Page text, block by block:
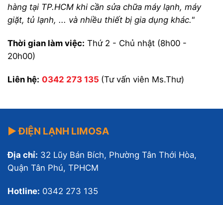
hàng tại TP.HCM khi cần sửa chữa máy lạnh, máy
giặt, tủ lạnh, ... và nhiều thiết bị gia dụng khác."
Thời gian làm việc: Thứ 2 - Chủ nhật (8h00 -
20h00)
Liên hệ: 0342 273 135 (Tư vấn viên Ms.Thư)
▶ ĐIỆN LẠNH LIMOSA
Địa chỉ: 32 Lũy Bán Bích, Phường Tân Thới Hòa,
Quận Tân Phú, TPHCM
Hotline: 0342 273 135